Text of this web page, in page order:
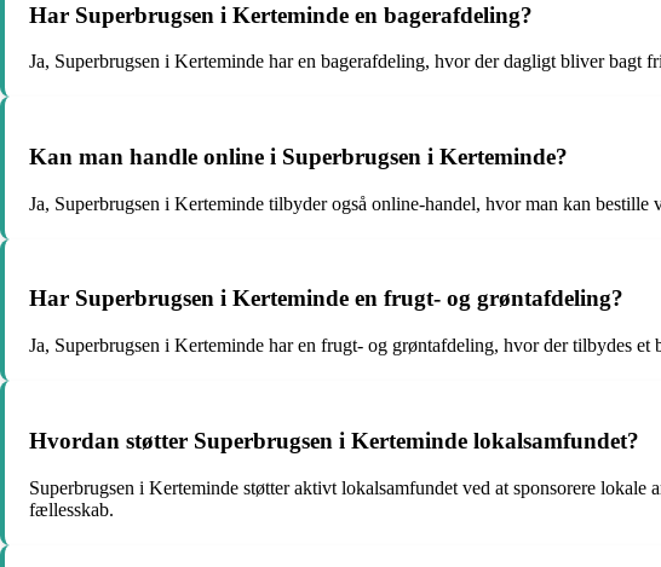
Har Superbrugsen i Kerteminde en bagerafdeling?
Ja, Superbrugsen i Kerteminde har en bagerafdeling, hvor der dagligt bliver
Kan man handle online i Superbrugsen i Kerteminde?
Ja, Superbrugsen i Kerteminde tilbyder også online-handel, hvor man kan
Har Superbrugsen i Kerteminde en frugt- og grøntafdeling?
Ja, Superbrugsen i Kerteminde har en frugt- og grøntafdeling, hvor der tilbydes
Hvordan støtter Superbrugsen i Kerteminde lokalsamfundet?
Superbrugsen i Kerteminde støtter aktivt lokalsamfundet ved at sponsorere lokale
fællesskab.